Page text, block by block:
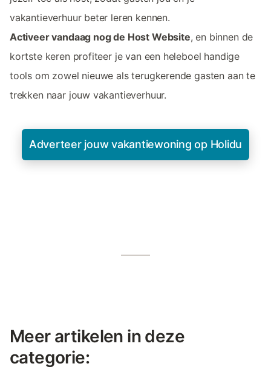
vakantieverhuur beter leren kennen.
Activeer vandaag nog de Host Website, en binnen de
kortste keren profiteer je van een heleboel handige
tools om zowel nieuwe als terugkerende gasten aan te
trekken naar jouw vakantieverhuur.
Adverteer jouw vakantiewoning op Holidu
Meer artikelen in deze
categorie: